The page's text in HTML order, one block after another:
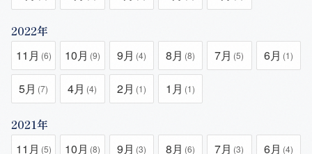
2022年
11月 (6) 10月 (9) 9月 (4) 8月 (8) 7月 (5) 6月 (1)
5月 (7) 4月 (4) 2月 (1) 1月 (1)
2021年
11月 (5) 10月 (8) 9月 (3) 8月 (6) 7月 (3) 6月 (4)